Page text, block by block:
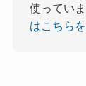
使っていま
はこちら